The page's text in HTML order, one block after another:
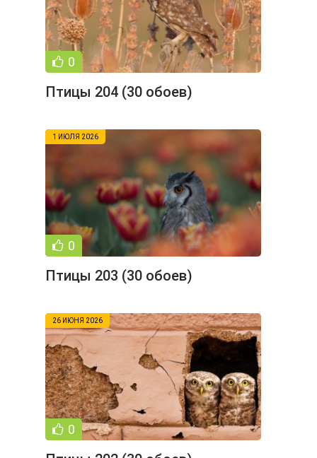
0
Птицы 204 (30 обоев)
1 ИЮЛЯ 2026
0
Птицы 203 (30 обоев)
26 ИЮНЯ 2026
0